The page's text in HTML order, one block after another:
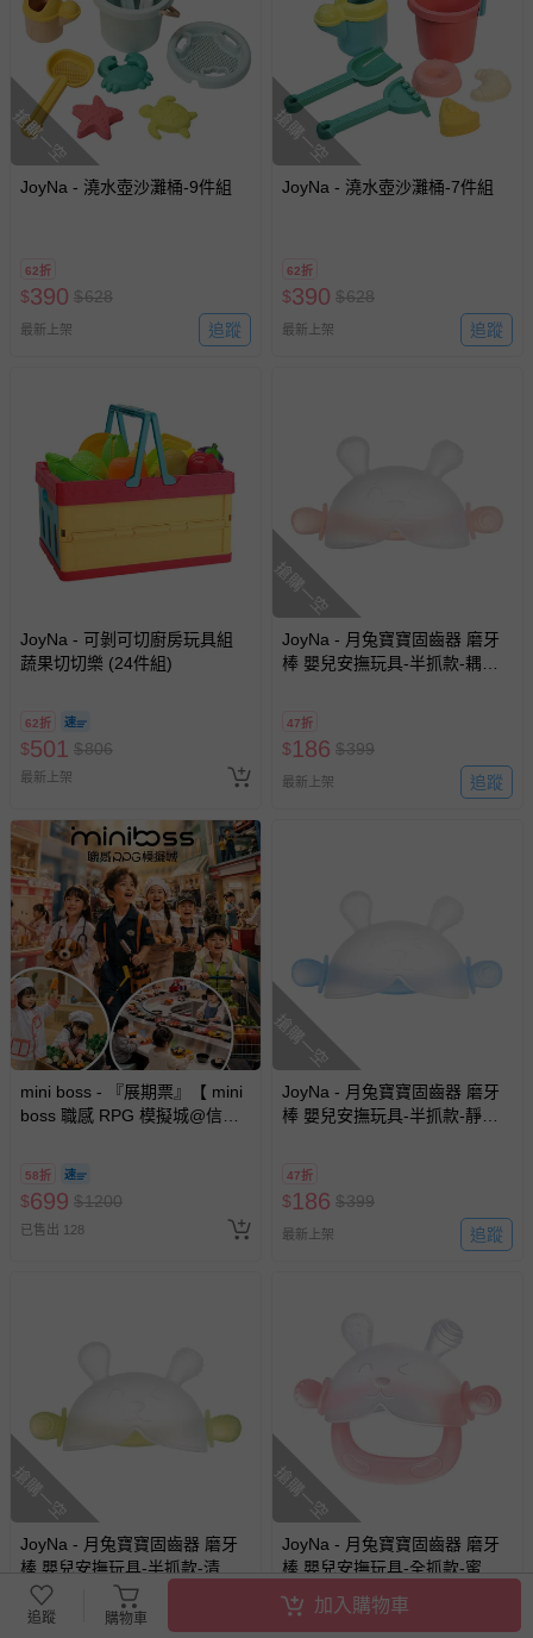
搶購一空
JoyNa - 澆水壺沙灘桶-9件組
62折
$390 $628
最新上架 追蹤
搶購一空
JoyNa - 澆水壺沙灘桶-7件組
62折
$390 $628
最新上架 追蹤
JoyNa - 可剝可切廚房玩具組
蔬果切切樂 (24件組)
62折
$501 $806
最新上架
搶購一空
JoyNa - 月兔寶寶固齒器 磨牙
棒 嬰兒安撫玩具-半抓款-耦荷
47折
$186 $399
最新上架 追蹤
mini boss - 『展期票』【 mini
boss 職感 RPG 模擬城@信義
券，於展期現場憑訂單編號兌
換，依現場梯次安排入場，逾
期作廢) (兒童票(2歲以上)贈一
名陪伴成人)
58折
$699 $1200
已售出 128
搶購一空
JoyNa - 月兔寶寶固齒器 磨牙
棒 嬰兒安撫玩具-半抓款-靜謐
47折
$186 $399
最新上架 追蹤
搶購一空
JoyNa - 月兔寶寶固齒器 磨牙
棒 嬰兒安撫玩具-半抓款-清新
綠
47折
搶購一空
JoyNa - 月兔寶寶固齒器 磨牙
棒 嬰兒安撫玩具-全抓款-蜜桃
粉
追蹤 購物車
加入購物車